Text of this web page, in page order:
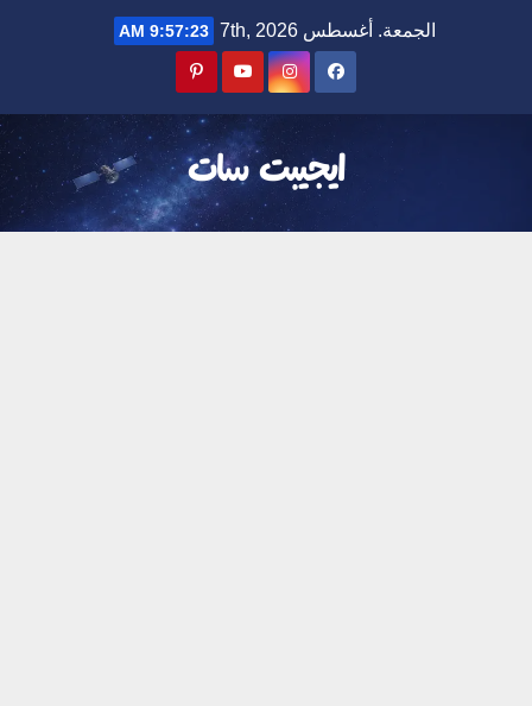
الجمعة. أغسطس 7th, 2026 9:57:24 AM
ايجيبت سات